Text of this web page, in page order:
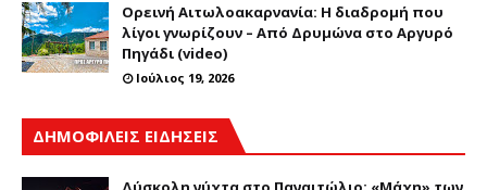
Ορεινή Αιτωλοακαρνανία: Η διαδρομή που
λίγοι γνωρίζουν – Από Δρυμώνα στο Αργυρό
Πηγάδι (video)
Ιούλιος 19, 2026
ΔΗΜΟΦΙΛΕΙΣ ΕΙΔΗΣΕΙΣ